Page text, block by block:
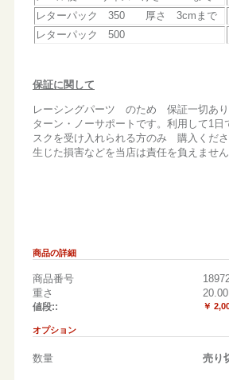
レターパック 350 厚さ 3cmまで
レターパック 500
保証に関して
レーシングパーツ のため 保証一切あり
ターン・ノーサポートです。利用して1
スクを受け入れられる方のみ 購入くだ
生じた損害などを当店は責任を負えませ
商品の詳細
商品番号
重さ
20.00
値段:: ￥
オプション
数量 売り